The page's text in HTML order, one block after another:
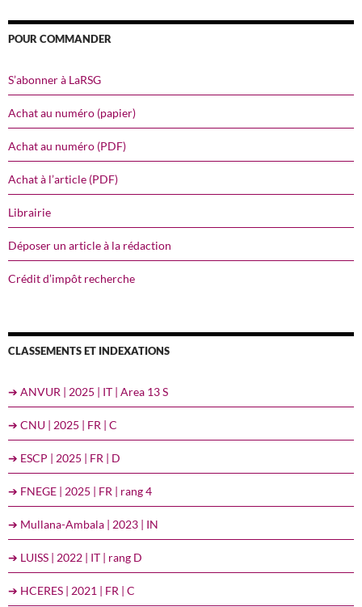
POUR COMMANDER
S’abonner à LaRSG
Achat au numéro (papier)
Achat au numéro (PDF)
Achat à l’article (PDF)
Librairie
Déposer un article à la rédaction
Crédit d’impôt recherche
CLASSEMENTS ET INDEXATIONS
➔ ANVUR | 2025 | IT | Area 13 S
➔ CNU | 2025 | FR | C
➔ ESCP | 2025 | FR | D
➔ FNEGE | 2025 | FR | rang 4
➔ Mullana-Ambala | 2023 | IN
➔ LUISS | 2022 | IT | rang D
➔ HCERES | 2021 | FR | C